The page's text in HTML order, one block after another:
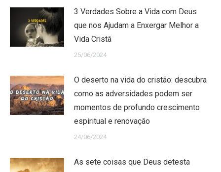
3 Verdades Sobre a Vida com Deus
que nos Ajudam a Enxergar Melhor a
Vida Cristã
25/06/2024
O deserto na vida do cristão: descubra
como as adversidades podem ser
momentos de profundo crescimento
espiritual e renovação
24/06/2024
As sete coisas que Deus detesta